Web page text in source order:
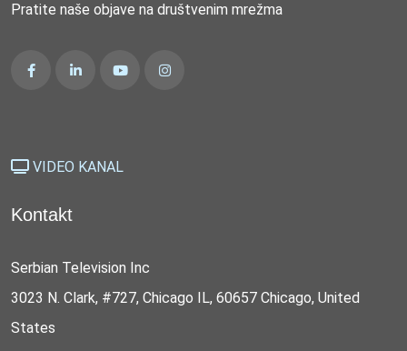
Pratite naše objave na društvenim mrežma
VIDEO KANAL
Kontakt
Serbian Television Inc
3023 N. Clark, #727, Chicago IL, 60657 Chicago, United
States